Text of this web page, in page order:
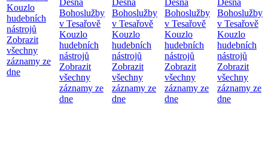
Kouzlo
hudebních
nástrojů
Zobrazit
všechny
záznamy ze
dne
Desná
Bohoslužby
v Tesařově
Kouzlo
hudebních
nástrojů
Zobrazit
všechny
záznamy ze
dne
Desná
Bohoslužby
v Tesařově
Kouzlo
hudebních
nástrojů
Zobrazit
všechny
záznamy ze
dne
Desná
Bohoslužby
v Tesařově
Kouzlo
hudebních
nástrojů
Zobrazit
všechny
záznamy ze
dne
Desná
Bohoslužby
v Tesařově
Kouzlo
hudebních
nástrojů
Zobrazit
všechny
záznamy ze
dne